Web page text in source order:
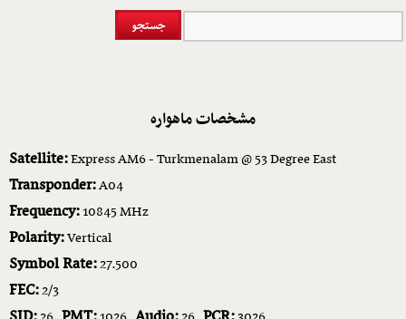
مشخصات ماهواره
Satellite:Express AM6 - Turkmenalam @ 53 Degree East
Transponder:A04
Frequency:10845 MHz
Polarity:Vertical
Symbol Rate:27.500
FEC:2/3